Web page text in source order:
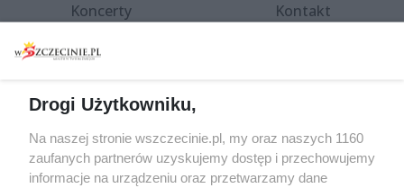
Koncerty
Spacery i oprowadzania
targi
Wernisaże
Więcej
Kontakt
Specjalny koncert z okazji
20. urodzin portalu
wSzczecinie.pl
Drogi Użytkowniku,
Na naszej stronie wszczecinie.pl, my oraz naszych 1160
zaufanych partnerów uzyskujemy dostęp i przechowujemy
informacje na urządzeniu oraz przetwarzamy dane